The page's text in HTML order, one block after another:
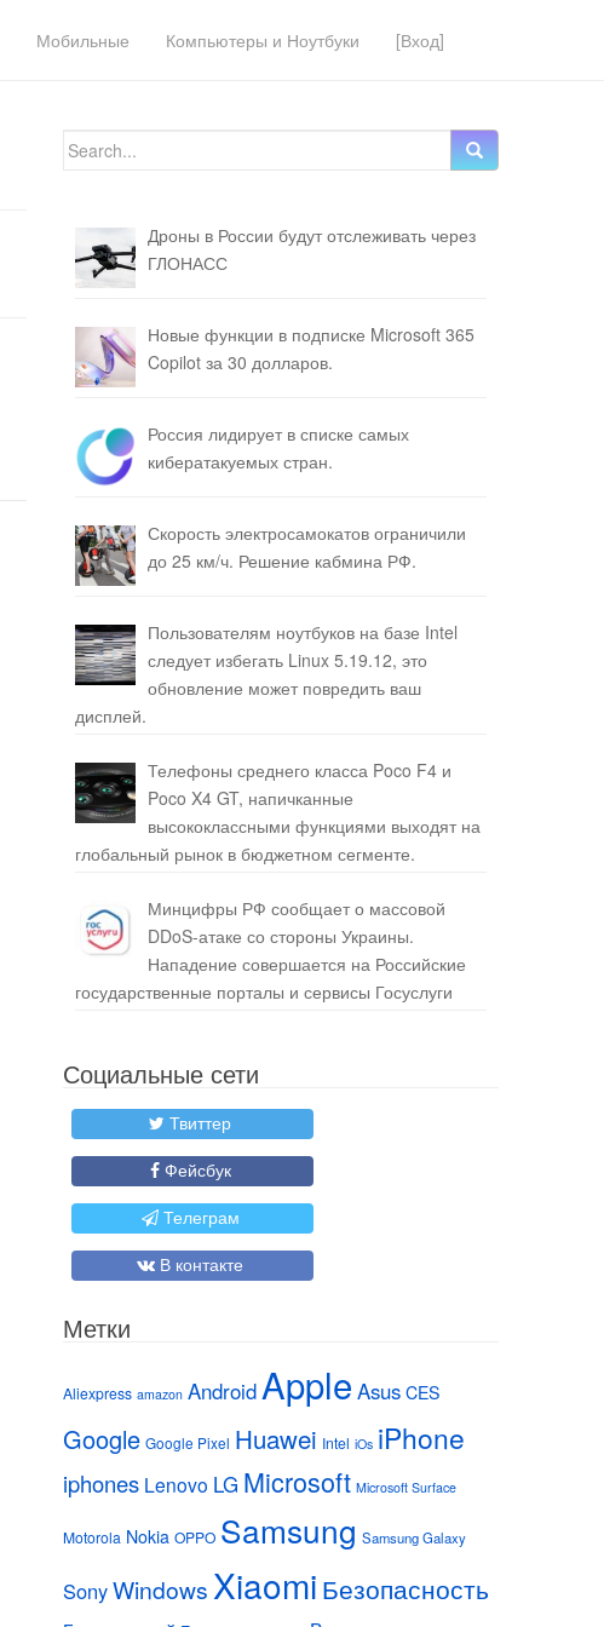
Мобильные Компьютеры и Ноутбуки [Вход]
Search for:
Дроны в России будут отслеживать через
ГЛОНАСС
Новые функции в подписке Microsoft 365
Copilot за 30 долларов.
Россия лидирует в списке самых
кибератакуемых стран.
Скорость электросамокатов ограничили
до 25 км/ч. Решение кабмина РФ.
Пользователям ноутбуков на базе Intel
следует избегать Linux 5.19.12, это
обновление может повредить ваш
дисплей.
Телефоны среднего класса Poco F4 и
Poco X4 GT, напичканные
высококлассными функциями выходят на
глобальный рынок в бюджетном сегменте.
Минцифры РФ сообщает о массовой
DDoS-атаке со стороны Украины.
Нападение совершается на Российские
государственные порталы и сервисы Госуслуги
Социальные сети
Твиттер
Фейсбук
Телеграм
В контакте
Метки
Aliexpress amazon Android Apple Asus CES
Google Google Pixel Huawei Intel iOs iPhone
iphones Lenovo LG Microsoft Microsoft Surface
Motorola Nokia OPPO Samsung Samsung Galaxy
SonyWindowsXiaomi Безопасность